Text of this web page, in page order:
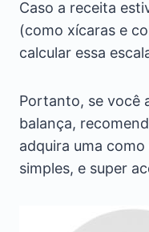
Caso a receita
(como xícaras e
calcular essa
Portanto, se você
balança,
adquira uma como
simples, e super